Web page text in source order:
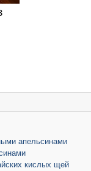
апельсинами
кислых щей